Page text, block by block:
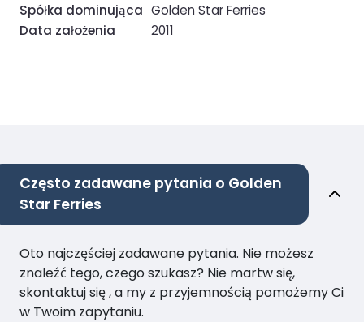
Spółka dominująca Golden Star Ferries
Data założenia
2011
Często zadawane pytania o Golden
Star Ferries
Oto najczęściej zadawane pytania. Nie możesz
znaleźć tego, czego szukasz? Nie martw się,
skontaktuj się , a my z przyjemnością pomożemy Ci
w Twoim zapytaniu.